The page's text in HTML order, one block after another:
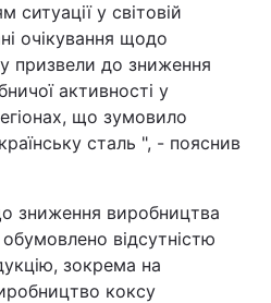
ситуації у світовій
очікування щодо
призвели до зниження
активності у
що зумовило
сталь ", - пояснив
зниження виробництва
відсутністю
зокрема на
коксу